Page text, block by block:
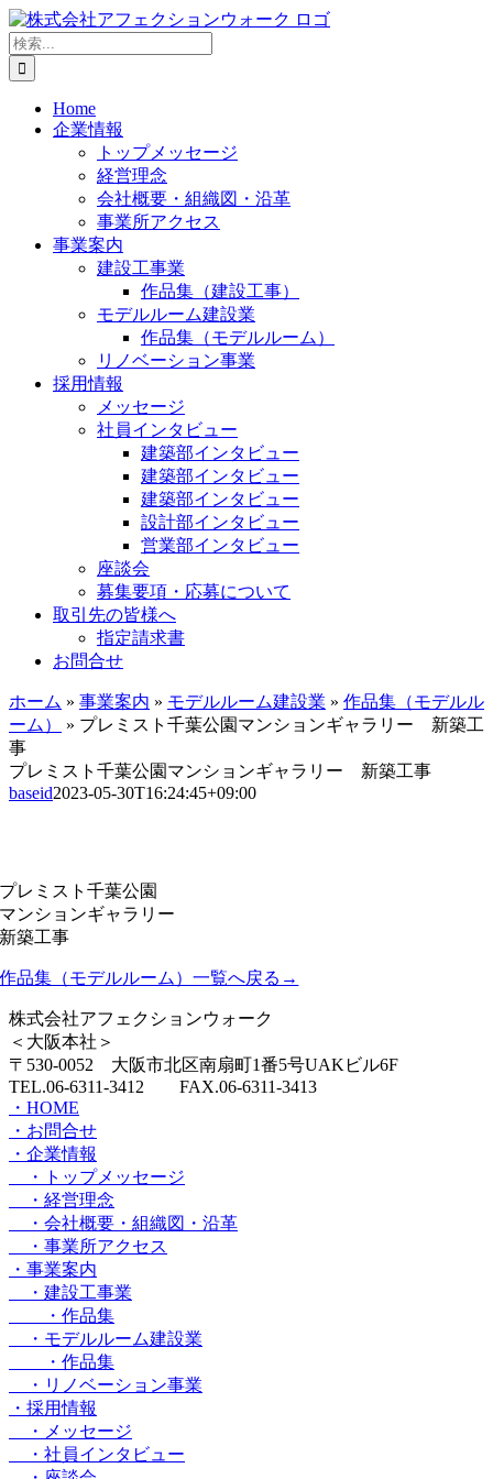
Skip
to
content
検
索
…
Home
企業情報
トップメッセージ
経営理念
会社概要・組織図・沿革
事業所アクセス
事業案内
建設工事業
作品集（建設工事）
モデルルーム建設業
作品集（モデルルーム）
リノベーション事業
採用情報
メッセージ
社員インタビュー
建築部インタビュー
建築部インタビュー
建築部インタビュー
設計部インタビュー
営業部インタビュー
座談会
募集要項・応募について
取引先の皆様へ
指定請求書
お問合せ
ホーム » 事業案内 » モデルルーム建設業 » 作品集（モデルル
ーム）
» プレミスト千葉公園マンションギャラリー 新築工
事
プレミスト千葉公園マンションギャラリー 新築工事
baseid2023-05-30T16:24:45+09:00
プレミスト千葉公園
マンションギャラリー
新築工事
作品集（モデルルーム）一覧へ戻る→
株式会社アフェクションウォーク
＜大阪本社＞
〒530-0052 大阪市北区南扇町1番5号UAKビル6F
TEL.06-6311-3412 FAX.06-6311-3413
・HOME
・お問合せ
・企業情報
・トップメッセージ
・経営理念
・会社概要・組織図・沿革
・事業所アクセス
・事業案内
・建設工事業
・作品集
・モデルルーム建設業
・作品集
・リノベーション事業
・採用情報
・メッセージ
・社員インタビュー